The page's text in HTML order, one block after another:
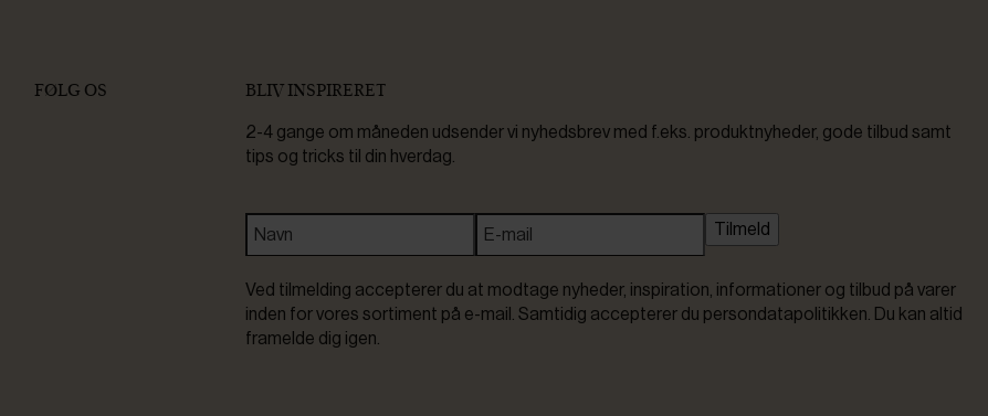
FØLG OS BLIV INSPIRERET
2-4 gange om måneden udsender vi nyhedsbrev med f.eks. produktnyheder, gode tilbud samt
tips og tricks til din hverdag.
Tilmeld
Ved tilmelding accepterer du at modtage nyheder, inspiration, informationer og tilbud på varer
inden for vores sortiment på e-mail. Samtidig accepterer du persondatapolitikken. Du kan altid
framelde dig igen.